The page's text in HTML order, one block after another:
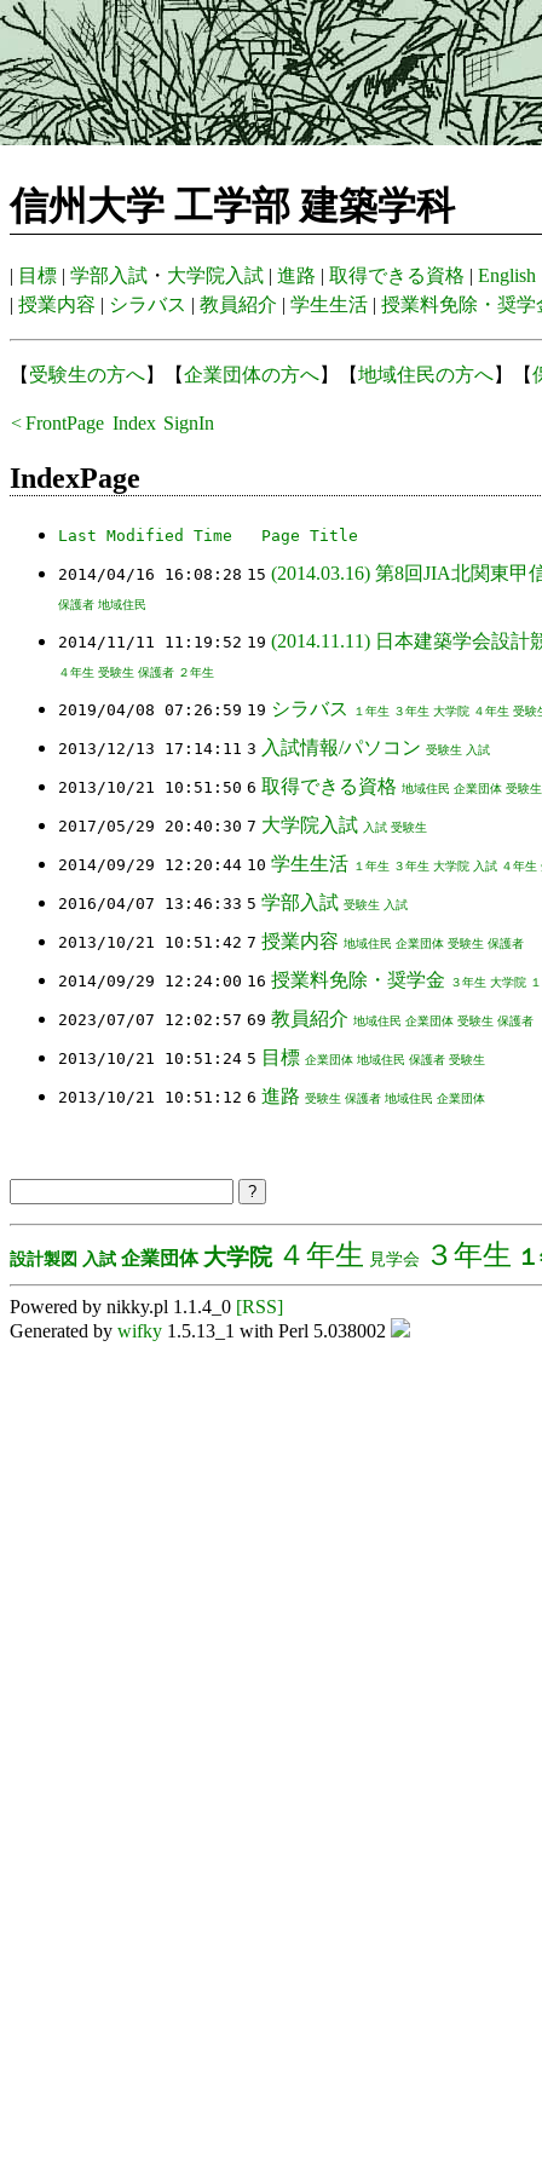
信州大学 工学部 建築学科
| 目標 | 学部入試 ・ 大学院入試 | 進路 | 取得できる資格 | English
| 授業内容 | シラバス | 教員紹介 | 学生生活 | 授業料免除・奨学
【 受験生の方へ】【企業団体の方へ】【地域住民の方へ】【
<FrontPage Index SignIn
IndexPage
Last Modified Time Page Title
2014/04/16 16:08:28 15 (2014.03.16) 第8回JIA北関東
保護者 地域住民
2014/11/11 11:19:52 19 (2014.11.11) 日本建築学会設
４年生 受験生 保護者 ２年生
2019/04/08 07:26:59 19 シラバス １年生 ３年生 大学院 ４年生 受験
2013/12/13 17:14:11 3 入試情報/パソコン 受験生 入試
2013/10/21 10:51:50 6 取得できる資格 地域住民 企業団体 受験生
2017/05/29 20:40:30 7 大学院入試 入試 受験生
2014/09/29 12:20:44 10 学生生活 １年生 ３年生 大学院 入試 ４年生
2016/04/07 13:46:33 5 学部入試 受験生 入試
2013/10/21 10:51:42 7 授業内容 地域住民 企業団体 受験生 保護者
2014/09/29 12:24:00 16 授業料免除・奨学金 ３年生 大学院
2023/07/07 12:02:57 69 教員紹介 地域住民 企業団体 受験生 保護者
2013/10/21 10:51:24 5 目標 企業団体 地域住民 保護者 受験生
2013/10/21 10:51:12 6 進路 受験生 保護者 地域住民 企業団体
設計製図 入試 企業団体 大学院 ４年生 見学会 ３年生
Powered by nikky.pl 1.1.4_0 [RSS]
Generated by wifky 1.5.13_1 with Perl 5.038002